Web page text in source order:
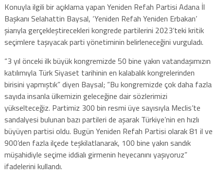
Konuyla ilgili bir açıklama yapan Yeniden Refah Partisi Adana İl
Başkanı Selahattin Baysal, ‘Yeniden Refah Yeniden Erbakan’
şiarıyla gerçekleştirecekleri kongrede partilerini 2023’teki kritik
seçimlere taşıyacak parti yönetiminin belirleneceğini vurguladı.
“3 yıl önceki ilk büyük kongremizde 50 bine yakın vatandaşımızın
katılımıyla Türk Siyaset tarihinin en kalabalık kongrelerinden
birisini yapmıştık” diyen Baysal; “Bu kongremizde çok daha fazla
sayıda insanla ülkemizin geleceğine dair sözlerimizi
yükselteceğiz. Partimiz 300 bin resmi üye sayısıyla Meclis’te
sandalyesi bulunan bazı partileri de aşarak Türkiye’nin en hızlı
büyüyen partisi oldu. Bugün Yeniden Refah Partisi olarak 81 il ve
900’den fazla ilçede teşkilatlanarak, 100 bine yakın sandık
müşahidiyle seçime iddialı girmenin heyecanını yaşıyoruz”
ifadelerini kullandı.